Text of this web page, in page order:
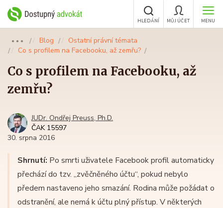
MENU
MŮJ ÚČET
HLEDÁNÍ
●●● Blog
Ostatní právní témata
Co s profilem na Facebooku, až zemřu?
Co s profilem na Facebooku, až
zemřu?
JUDr. Ondřej Preuss, Ph.D.
ČAK 15597
30. srpna 2016
Shrnutí: Po smrti uživatele Facebook profil automaticky
přechází do tzv. „zvěčněného účtu“, pokud nebylo
předem nastaveno jeho smazání. Rodina může požádat o
odstranění, ale nemá k účtu plný přístup. V některých